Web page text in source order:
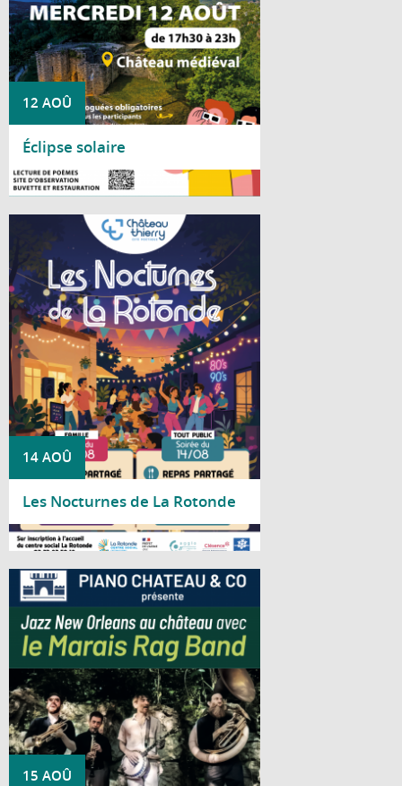
12 AOÛ
Éclipse solaire
Lire la suite
14 AOÛ
Les Nocturnes de La Rotonde
Cet été, le Centre social La Rotonde vous
invite à partager deux soirées conviviales
placées sous le signe de la bonne humeur
et de la musique.
Lire la suite
15 AOÛ
Piano Château & Co vous invite à découvrir
le Marais Rag Band pour un concert
consacré au jazz traditionnel de La
Nouvelle-Orléans.